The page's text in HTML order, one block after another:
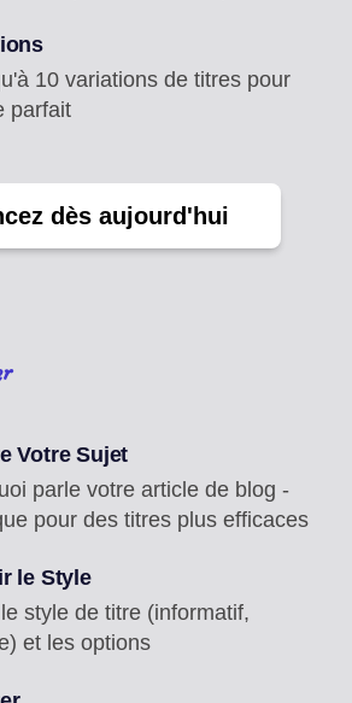
10 variations de titres pour
parfait
dès aujourd'hui
Votre Sujet
parle votre article de blog -
pour des titres plus efficaces
le Style
style de titre (informatif,
et les options